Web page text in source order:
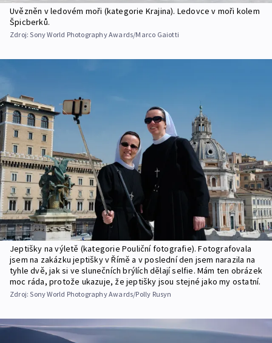
Uvězněn v ledovém moři (kategorie Krajina). Ledovce v moři kolem
Špicberků.
Zdroj:Sony World Photography Awards/Marco Gaiotti
Jeptišky na výletě (kategorie Pouliční fotografie). Fotografovala
jsem na zakázku jeptišky v Římě a v poslední den jsem narazila na
tyhle dvě, jak si ve slunečních brýlích dělají selfie. Mám ten obrázek
moc ráda, protože ukazuje, že jeptišky jsou stejné jako my ostatní.
Zdroj:Sony World Photography Awards/Polly Rusyn